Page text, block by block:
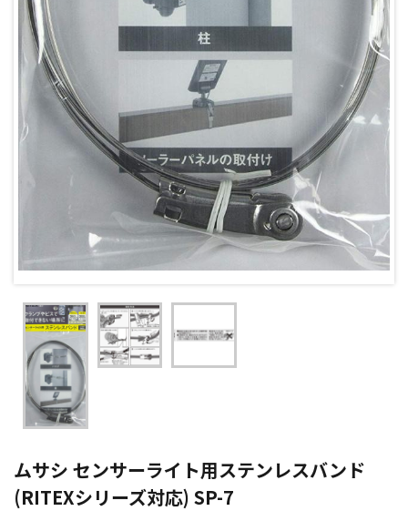
ムサシ センサーライト用ステンレスバンド
(RITEXシリーズ対応) SP-7